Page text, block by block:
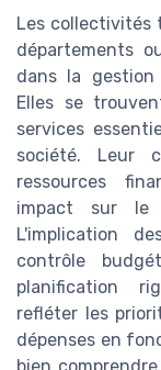
Les collectivités
départements
dans la
Elles se
services
société. Leur
ressources
impact sur le
L'implication
contrôle
planification
refléter les
dépenses en